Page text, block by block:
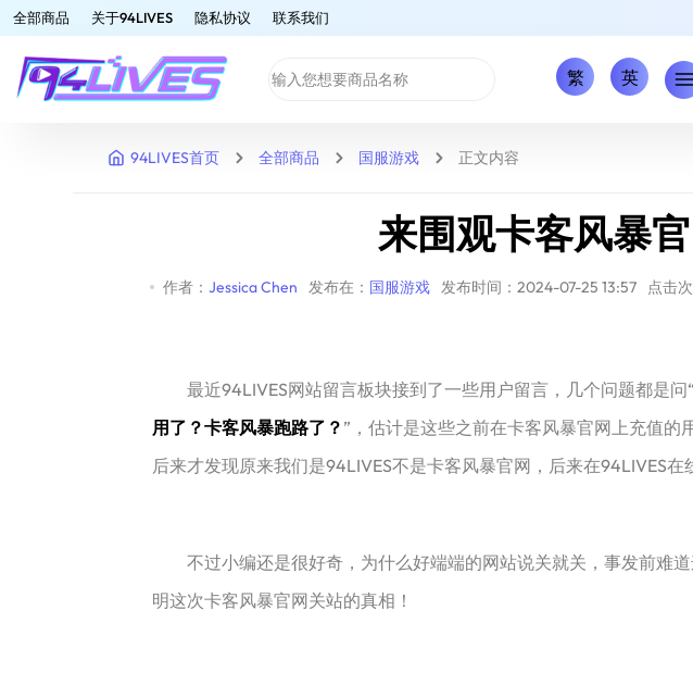
全部商品 关于94LIVES 隐私协议 联系我们
繁 英
94LIVES首页 全部商品 国服游戏 正文内容
来围观卡客风暴
作者： Jessica Chen 发布在： 国服游戏 发布时间：2024-07-25 13:57 点击
最近94LIVES网站留言板块接到了一些用户留言，几个问题都是问“
用了？卡客风暴跑路了？ ”，估计是这些之前在卡客风暴官网上充值的
后来才发现原来我们是94LIVES不是卡客风暴官网，后来在94LIVES
不过小编还是很好奇，为什么好端端的网站说关就关，事发前难
明这次卡客风暴官网关站的真相！